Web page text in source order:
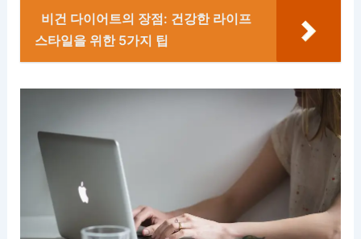
비건 다이어트의 장점: 건강한 라이프
스타일을 위한 5가지 팁